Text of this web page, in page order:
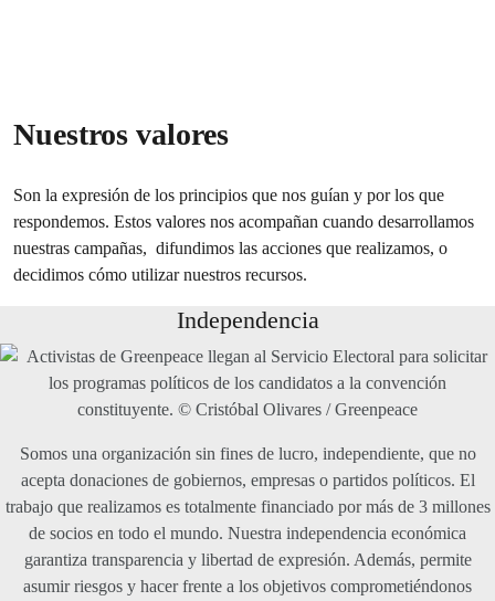
Nuestros valores
Son la expresión de los principios que nos guían y por los que
respondemos. Estos valores nos acompañan cuando desarrollamos
nuestras campañas, difundimos las acciones que realizamos, o
decidimos cómo utilizar nuestros recursos.
Independencia
Somos una organización sin fines de lucro, independiente, que no
acepta donaciones de gobiernos, empresas o partidos políticos. El
trabajo que realizamos es totalmente financiado por más de 3 millones
de socios en todo el mundo. Nuestra independencia económica
garantiza transparencia y libertad de expresión. Además, permite
asumir riesgos y hacer frente a los objetivos comprometiéndonos